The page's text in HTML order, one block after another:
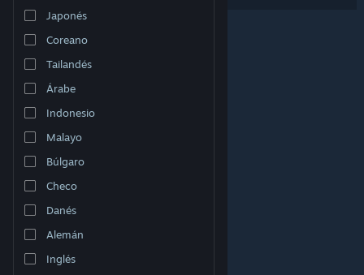
Obtener la aplicación de Steam Mobile
Ver versión clásica
Japonés
Coreano
Tailandés
Árabe
Indonesio
Malayo
Búlgaro
Checo
Danés
Alemán
Inglés